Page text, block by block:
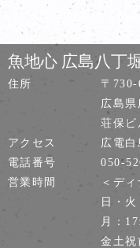
魚地心 広島八丁
住所
〒730-
広島
荘保ビ
アクセス
広電
電話番号
050-
営業時間
＜ディ
日・
月：
金土祝